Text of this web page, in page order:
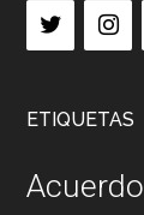
ETIQUETAS
Acuerdo